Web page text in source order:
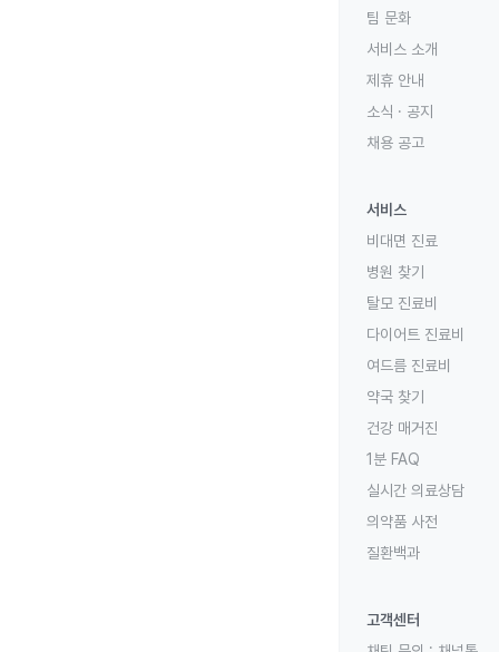
팀 문화
서비스 소개
제휴 안내
소식 · 공지
채용 공고
서비스
비대면 진료
병원 찾기
탈모 진료비
다이어트 진료비
여드름 진료비
약국 찾기
건강 매거진
1분 FAQ
실시간 의료상담
의약품 사전
질환백과
고객센터